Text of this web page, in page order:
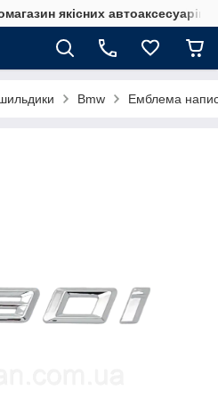
якісних автоаксесуарів
Bmw Емблема